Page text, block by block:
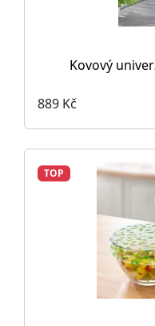
Kovový
889 Kč
TOP